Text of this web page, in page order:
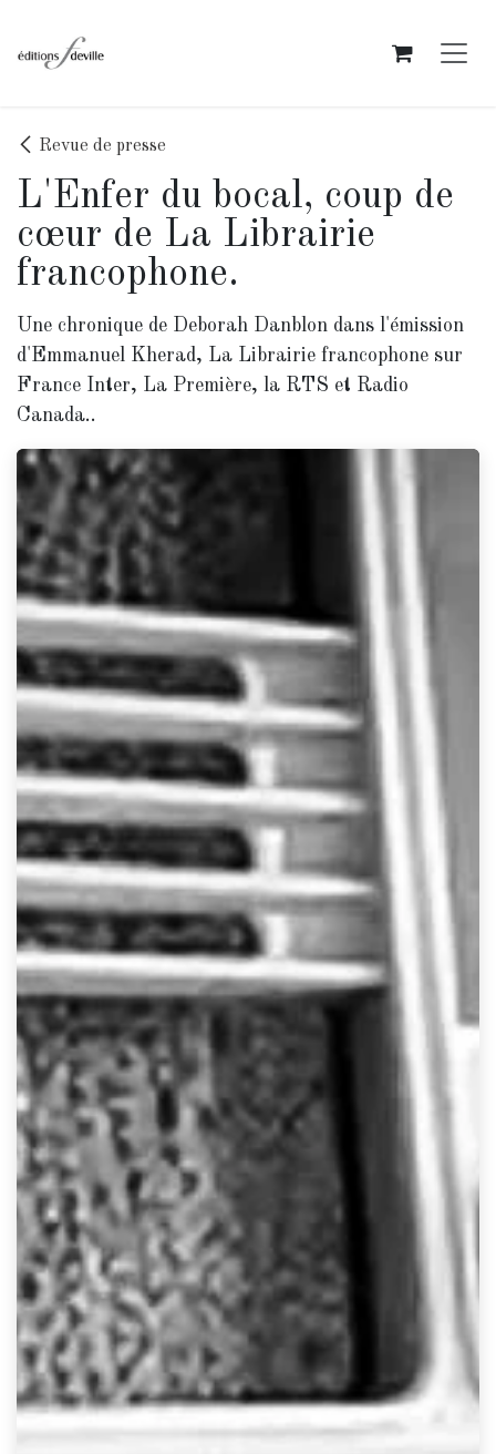
Revue de presse
L'Enfer du bocal, coup de
cœur de La Librairie
francophone.
Une chronique de Deborah Danblon dans l'émission
d'Emmanuel Kherad, La Librairie francophone sur
France Inter, La Première, la RTS et Radio
Canada..